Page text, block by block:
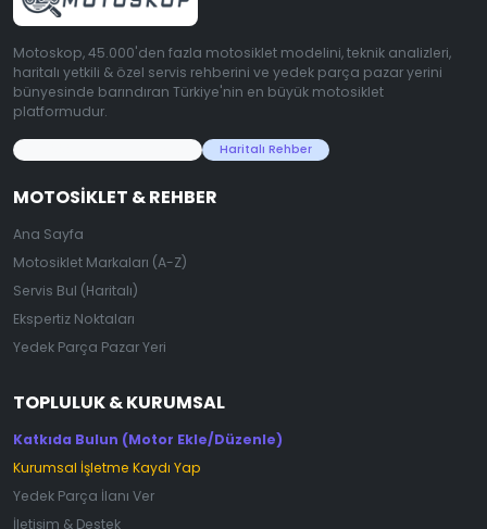
Motoskop, 45.000'den fazla motosiklet modelini, teknik analizleri,
haritalı yetkili & özel servis rehberini ve yedek parça pazar yerini
bünyesinde barındıran Türkiye'nin en büyük motosiklet
platformudur.
Haritalı Rehber
MOTOSIKLET & REHBER
Ana Sayfa
Motosiklet Markaları (A-Z)
Servis Bul (Haritalı)
Ekspertiz Noktaları
Yedek Parça Pazar Yeri
TOPLULUK & KURUMSAL
Katkıda Bulun (Motor Ekle/Düzenle)
Kurumsal İşletme Kaydı Yap
Yedek Parça İlanı Ver
İletişim & Destek